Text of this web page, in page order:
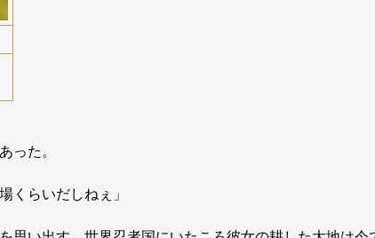
った。
くらいだしねぇ」